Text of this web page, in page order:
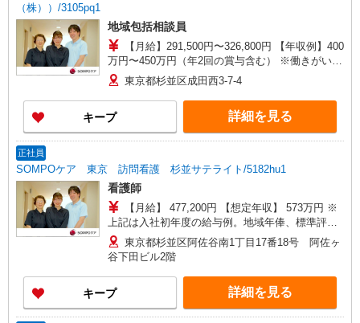
（株））/3105pq1
地域包括相談員
【月給】291,500円〜326,800円 【年収例】400
万円〜450万円（年2回の賞与含む） ※働きがい向
上手当等、毎月支払われる手当を含みます。 ◎月
給は経験により異なります。 ◎残業時は別途時間
外手当支給（超過1分〜） ◎賞与 基本給2.08ヶ
月分/年支給
東京都杉並区成田西3-7-4
キープ 詳細を見る
正社員
SOMPOケア 東京 訪問看護 杉並サテライト/5182hu1
看護師
【月給】 477,200円 【想定年収】 573万円 ※
上記は入社初年度の給与例。地域年俸、標準評価
給を含む。 ◎オンコール手当別途支給：1,000
円〜2,000円/日 ◎年俸は経験により異なります。
東京都杉並区阿佐谷南1丁目17番18号 阿佐ヶ
谷下田ビル2階
キープ 詳細を見る